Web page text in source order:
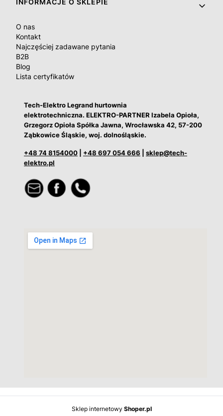
INFORMACJE O SKLEPIE
O nas
Kontakt
Najczęściej zadawane pytania
B2B
Blog
Lista certyfikatów
Tech-Elektro Legrand hurtownia
elektrotechniczna. ELEKTRO-PARTNER Izabela Opioła,
Grzegorz Opioła Spółka Jawna, Wrocławska 42, 57-200
Ząbkowice Śląskie, woj. dolnośląskie.
+48 74 8154000 +48 697 054 666
sklep@tech-
elektro.pl
Sklep internetowy Shoper.pl